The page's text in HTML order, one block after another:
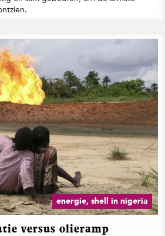
energie, shell in nigeria
versus olieramp